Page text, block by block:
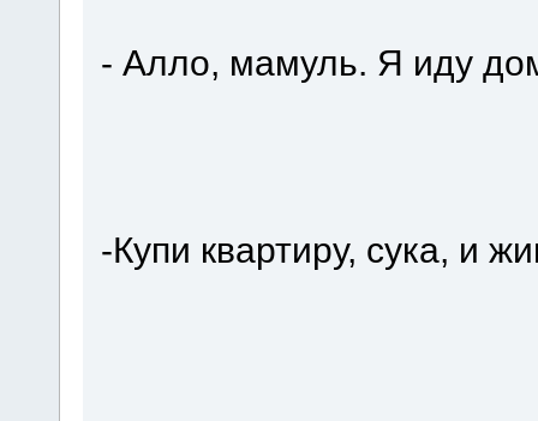
- Алло, мамуль. Я иду
-Купи квартиру, сука, и